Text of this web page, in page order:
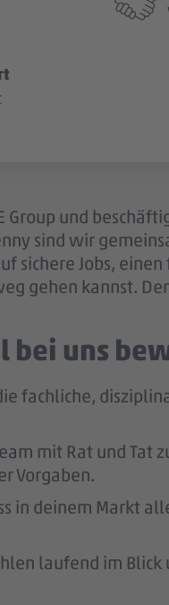
Group und
sind wir
sichere Jobs,
gehen kannst.
bei uns
fachliche,
mit Rat und
Vorgaben.
in deinem Markt
laufend im